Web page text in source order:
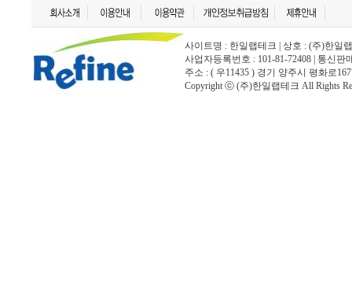
사이트명 : 한일랩테크 | 상호 : (주)한일
사업자등록번호 : 101-81-72408 | 통신
주소 : ( 우11435 ) 경기 양주시 평화로
Copyright ⓒ (주)한일랩테크 All Rights